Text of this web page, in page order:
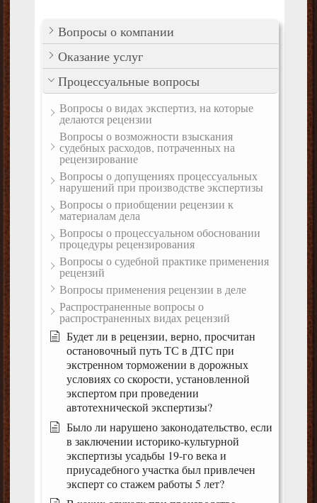
Вопросы о компании
Оказание услуг
Процессуальные вопросы
Вопросы о видах экспертиз, на которые
делаются рецензии
Вопросы о возможности взыскания
судебных расходов, потраченных на
рецензирование
Вопросы о допущениях процессуальных
нарушений при производстве экспертизы
Вопросы о приобщении рецензии к
материалам дела
Вопросы о процессуальном обосновании
процедуры рецензирования
Вопросы о судебной практике применения
рецензий
Вопросы применения рецензии в деле
Распространенные вопросы о
распространенных видах рецензий
Будет ли в рецензии, верно, просчитан
остановочный путь ТС в ДТС при
экстренном торможении в дорожных
условиях со скорости, установленной
экспертом при проведении
автотехнической экспертизы?
Было ли нарушено законодательство, если
в заключении историко-культурной
экспертизы усадьбы 19-го века и
приусадебного участка был привлечен
эксперт со стажем работы 5 лет?